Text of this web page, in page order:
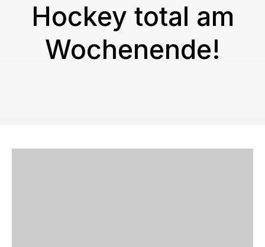
Hockey total am
Wochenende!